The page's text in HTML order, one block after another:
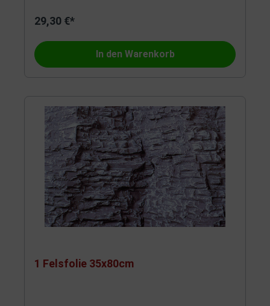
29,30 €*
In den Warenkorb
1 Felsfolie 35x80cm